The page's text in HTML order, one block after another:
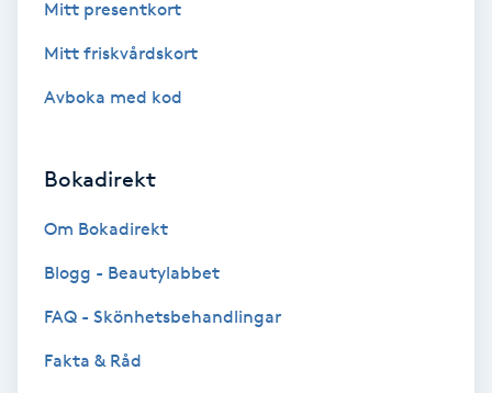
Blowout
Brynformning
Brynfärgning
Bröllopsuppsättning
Mitt presentkort
Mitt friskvårdskort
Avboka med kod
Bokadirekt
Om Bokadirekt
Blogg - Beautylabbet
FAQ - Skönhetsbehandlingar
Fakta & Råd